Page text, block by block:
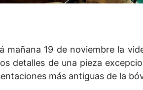
mañana 19 de noviembre la
detalles de una pieza
más antiguas de la